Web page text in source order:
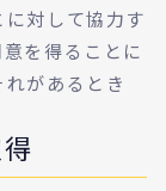
対して協力す
を得ることに
があるとき